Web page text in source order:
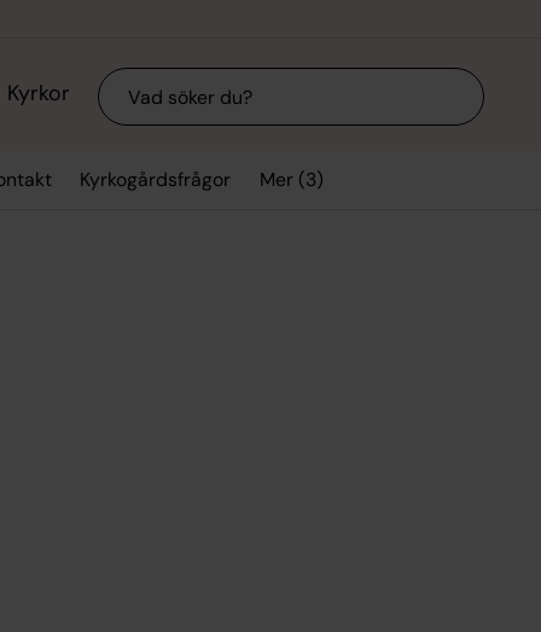
Kyrkor Sök
Kyrkogårdsfrågor Mer (3)